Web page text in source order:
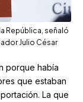
República, señaló
Julio César
porque había
que estaban
La que